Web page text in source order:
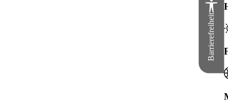
Barrierefreiheit